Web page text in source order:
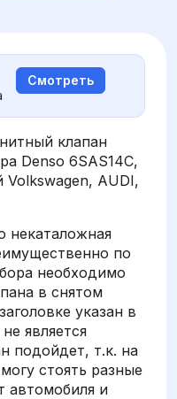
Смотреть
клапан
Denso 6SAS14C,
Volkswagen, AUDI,
некаталожная
по
необходимо
в снятом
указан в
является
подойдет, т.к. на
стоять разные
автомобиля и